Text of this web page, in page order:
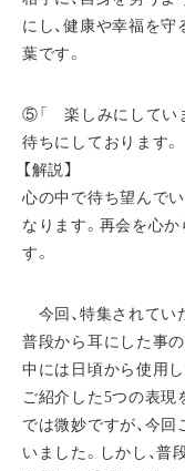
にし、健康や幸福を
葉です。
⑤「 楽しみにして
待ちにしております。
【解説】
心の中で待ち望んで
なります。再会を心
す。
今回、特集されてい
普段から耳にした事
中には日頃から使用
ご紹介した5つの表現
では微妙ですが、今
いました。しかし、普